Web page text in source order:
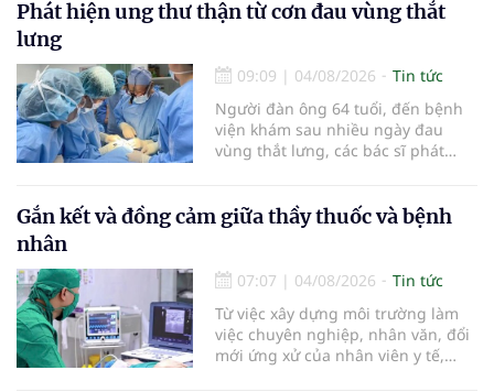
là những nội dung trọng tâm được
báo cáo tại Hội thảo khoa học cập
tiêu hóa - gan mật vừa diễn ra
ngày 1/8 tại Bệnh viện Đại học
quốc tế Hồng Bàng.
Phát hiện ung thư thận từ cơn đau vùng thắt
lưng
09:09 | 04/08/2026
Tin tức
Người đàn ông 64 tuổi, đến bệnh
viện khám sau nhiều ngày đau
vùng thắt lưng, các bác sĩ phát
biểu mô tế bào thận. Với khối u còn
ở giai đoạn sớm, người bệnh được
bằng phẫu thuật robot thay vì phải
cắt bỏ toàn bộ quả thận như trước
đây.
Gắn kết và đồng cảm giữa thầy thuốc và bệnh
nhân
07:07 | 04/08/2026
Tin tức
Từ việc xây dựng môi trường làm
việc chuyên nghiệp, nhân văn, đổi
mới ứng xử của nhân viên y tế,